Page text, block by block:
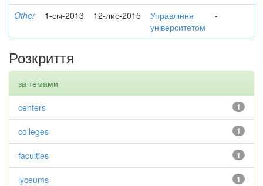
Other 1-січ-2013 12-лис-2015
Управління
університетом
-
Розкриття
за темами
1
centers
1
colleges
1
faculties
1
lyceums